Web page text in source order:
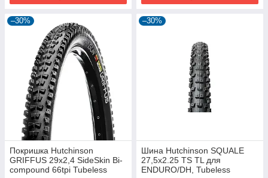
–30%
Покришка Hutchinson
GRIFFUS 29х2,4 SideSkin Bi-
compound 66tpi Tubeless
–30%
Шина Hutchinson SQUALE
27,5x2.25 TS TL для
ENDURO/DH, Tubeless